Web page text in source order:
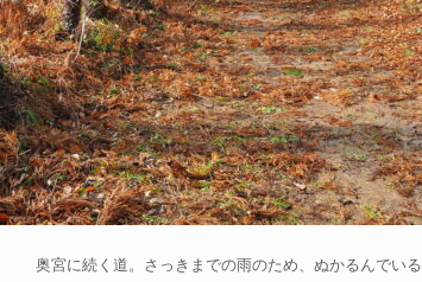
奥宮に続く道。さっきまでの雨のため、ぬかるんでいる